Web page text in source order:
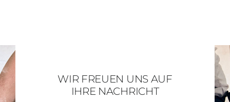
WIR FREUEN UNS AUF
IHRE NACHRICHT